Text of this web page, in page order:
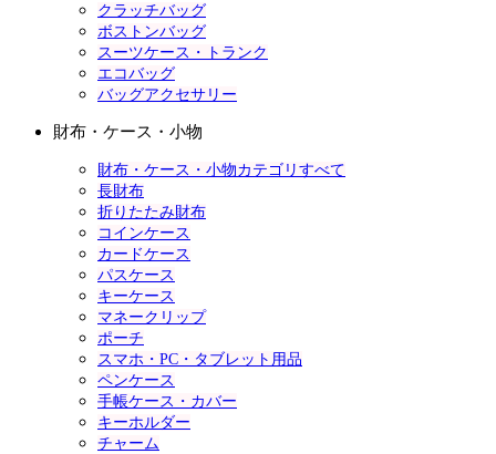
クラッチバッグ
ボストンバッグ
スーツケース・トランク
エコバッグ
バッグアクセサリー
財布・ケース・小物
財布・ケース・小物カテゴリすべて
長財布
折りたたみ財布
コインケース
カードケース
パスケース
キーケース
マネークリップ
ポーチ
スマホ・PC・タブレット用品
ペンケース
手帳ケース・カバー
キーホルダー
チャーム